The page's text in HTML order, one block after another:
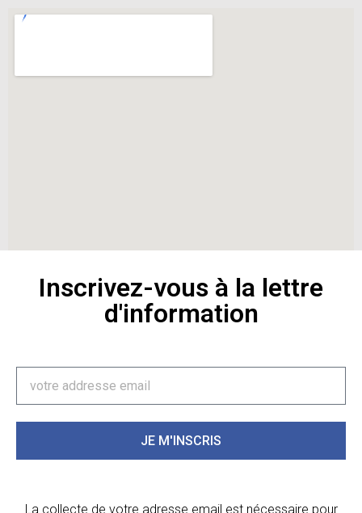
Inscrivez-vous à la lettre
d'information
JE M'INSCRIS
La collecte de votre adresse email est nécessaire pour